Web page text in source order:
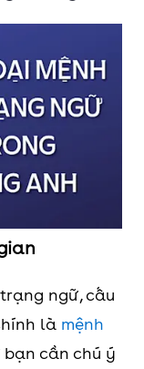
ngữ, cấu
là mệnh
cần chú ý